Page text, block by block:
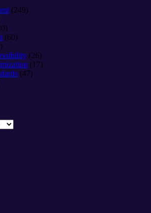
(249)
(60)
(26)
(17)
(47)